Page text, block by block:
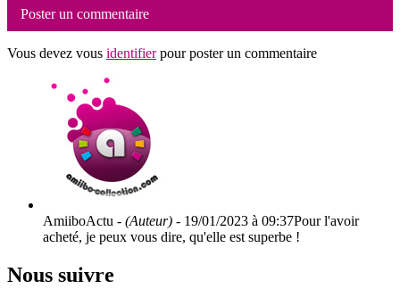
Poster un commentaire
Vous devez vous identifierpour poster un commentaire
AmiiboActu - (Auteur) - 19/01/2023 à 09:37Pour l'avoir
acheté, je peux vous dire, qu'elle est superbe !
Nous suivre